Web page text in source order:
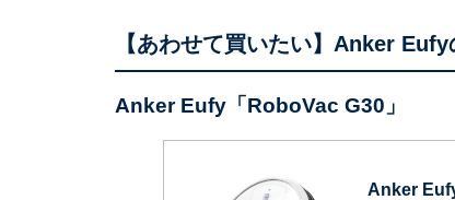
【あわせて買いたい】Anker
Anker Eufy「‎RoboVac G30」
Anker